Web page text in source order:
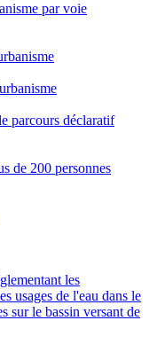
par voie
parcours déclaratif
de 200 personnes
les
usages de l'eau dans le
sur le bassin versant de